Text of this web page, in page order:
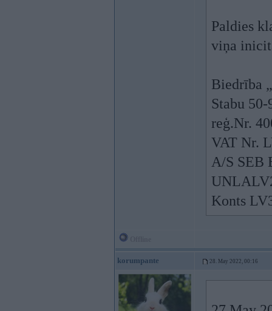
Paldies
viņa
Biedrība
Stabu
reģ.Nr.
VAT Nr.
A/S SEB
Konts
korumpante 28. May 2022, 00:16